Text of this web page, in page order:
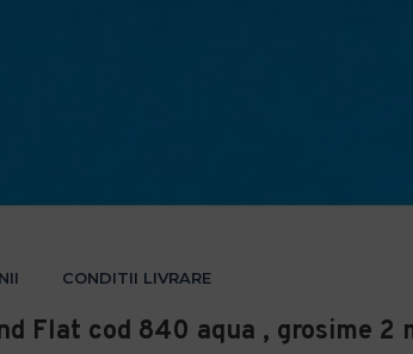
CONDITII LIVRARE
Flat cod 840 aqua , grosime 2